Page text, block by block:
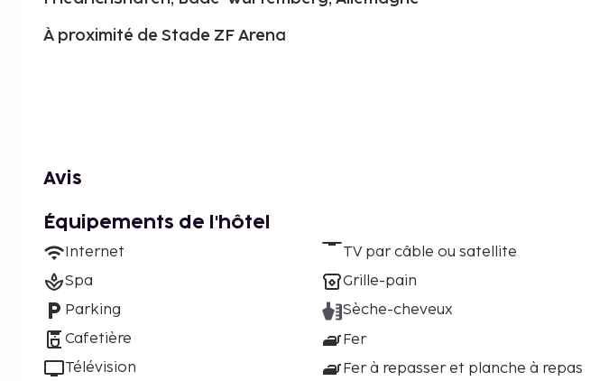
À proximité de Stade ZF Arena
Avis
Équipements de l'hôtel
Internet
Spa
Parking
Cafetière
Télévision
TV par câble ou satellite
Grille-pain
Sèche-cheveux
Fer
Fer à repasser et planche à repas